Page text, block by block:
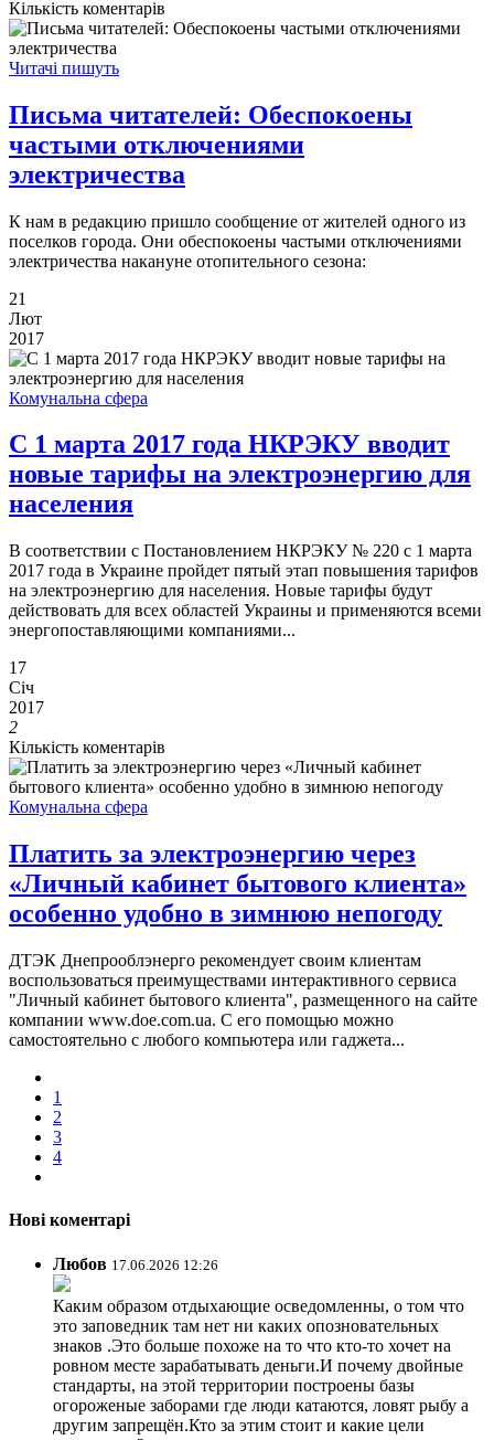
Кількість коментарів
Читачі пишуть
Письма читателей: Обеспокоены
частыми отключениями
электричества
К нам в редакцию пришло сообщение от жителей одного из
поселков города. Они обеспокоены частыми отключениями
электричества накануне отопительного сезона:
21
Лют
2017
Комунальна сфера
С 1 марта 2017 года НКРЭКУ вводит
новые тарифы на электроэнергию для
населения
В соответствии с Постановлением НКРЭКУ № 220 с 1 марта
2017 года в Украине пройдет пятый этап повышения тарифов
на электроэнергию для населения. Новые тарифы будут
действовать для всех областей Украины и применяются всеми
энергопоставляющими компаниями...
17
Січ
2017
2
Кількість коментарів
Комунальна сфера
Платить за электроэнергию через
«Личный кабинет бытового клиента»
особенно удобно в зимнюю непогоду
ДТЭК Днепрооблэнерго рекомендует своим клиентам
воспользоваться преимуществами интерактивного сервиса
"Личный кабинет бытового клиента", размещенного на сайте
компании www.doe.com.ua. С его помощью можно
самостоятельно с любого компьютера или гаджета...
1
2
3
4
Нові коментарі
Любов 17.06.2026 12:26
Каким образом отдыхающие осведомленны, о том что
это заповедник там нет ни каких опозновательных
знаков .Это больше похоже на то что кто-то хочет на
ровном месте зарабатывать деньги.И почему двойные
стандарты, на этой территории построены базы
огороженые заборами где люди катаются, ловят рыбу а
другим запрещён.Кто за этим стоит и какие цели